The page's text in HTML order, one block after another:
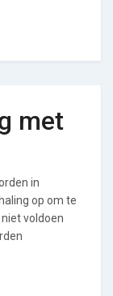
met
in
op om te
voldoen